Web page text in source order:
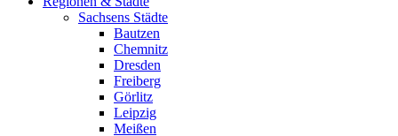
Sachsens Städte
Bautzen
Chemnitz
Dresden
Freiberg
Görlitz
Leipzig
Meißen